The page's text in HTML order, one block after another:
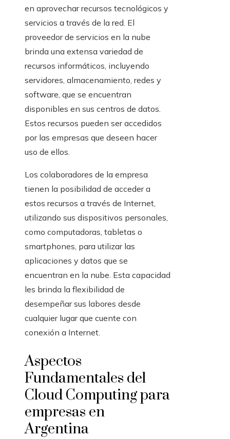
en aprovechar recursos tecnológicos y
servicios a través de la red. El
proveedor de servicios en la nube
brinda una extensa variedad de
recursos informáticos, incluyendo
servidores, almacenamiento, redes y
software, que se encuentran
disponibles en sus centros de datos.
Estos recursos pueden ser accedidos
por las empresas que deseen hacer
uso de ellos.
Los colaboradores de la empresa
tienen la posibilidad de acceder a
estos recursos a través de Internet,
utilizando sus dispositivos personales,
como computadoras, tabletas o
smartphones, para utilizar las
aplicaciones y datos que se
encuentran en la nube. Esta capacidad
les brinda la flexibilidad de
desempeñar sus labores desde
cualquier lugar que cuente con
conexión a Internet.
Aspectos
Fundamentales del
Cloud Computing para
empresas en
Argentina